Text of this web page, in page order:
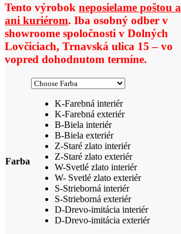
Tento výrobok neposielame poštou a
ani kuriérom. Iba osobný odber v
showroome spoločnosti v Dolných
Lovčiciach, Trnavská ulica 15 – vo
vopred dohodnutom termíne.
Farba
K-Farebná interiér
K-Farebná exteriér
B-Biela interiér
B-Biela exteriér
Z-Staré zlato interiér
Z-Staré zlato exteriér
W-Svetlé zlato interiér
W- Svetlé zlato exteriér
S-Strieborná interiér
S-Strieborná exteriér
D-Drevo-imitácia interiér
D-Drevo-imitácia exteriér